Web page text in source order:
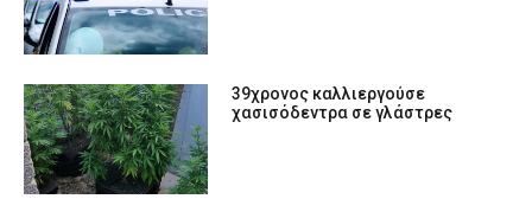
39χρονος καλλιεργούσε
χασισόδεντρα σε γλάστρες